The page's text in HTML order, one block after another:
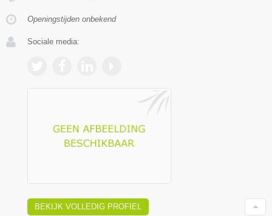
Openingstijden onbekend
Sociale media:
BEKIJK VOLLEDIG PROFIEL